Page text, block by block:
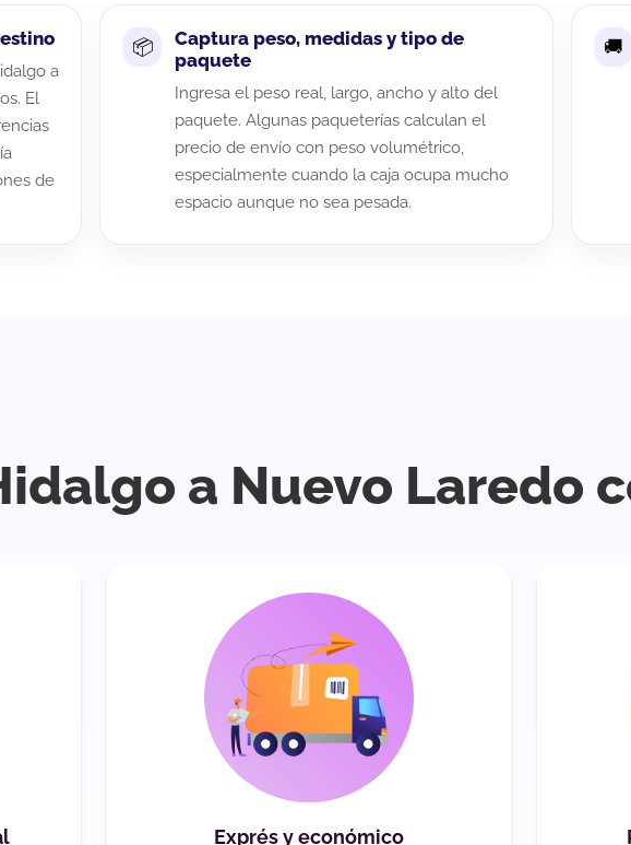
a
El
de
Captura peso, medidas y tipo de
paquete
Ingresa el peso real, largo, ancho y alto del
paquete. Algunas paqueterías calculan el
precio de envío con peso volumétrico,
especialmente cuando la caja ocupa mucho
espacio aunque no sea pesada.
a Nuevo Laredo
Exprés y económico